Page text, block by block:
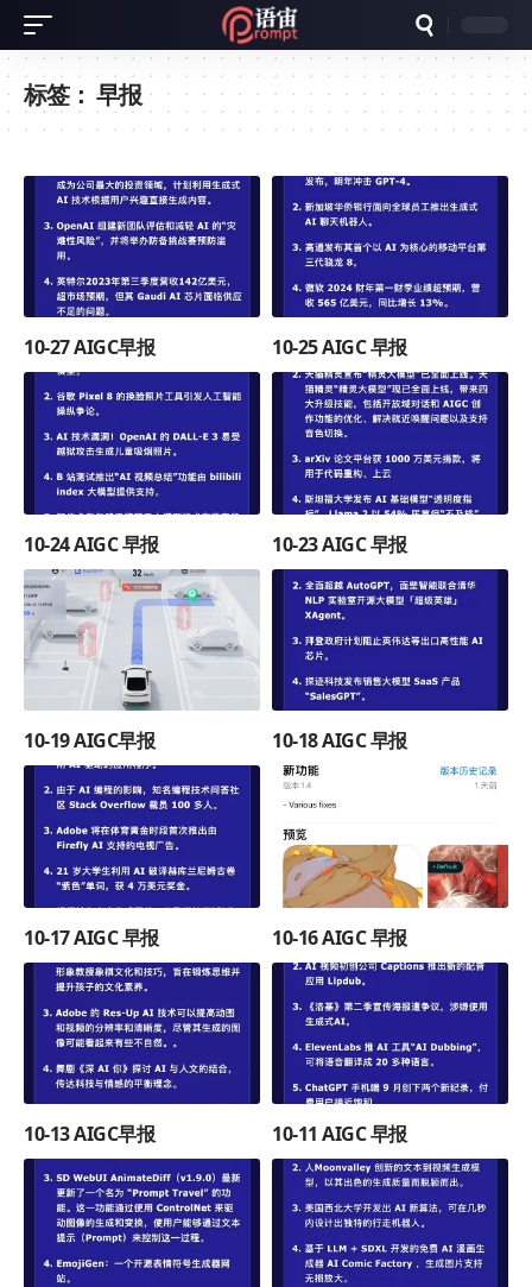
标签： 早报
10-27 AIGC早报 10-25 AIGC 早报
10-24 AIGC 早报 10-23 AIGC 早报
10-19 AIGC早报 10-18 AIGC 早报
10-17 AIGC 早报 10-16 AIGC 早报
10-13 AIGC早报 10-11 AIGC 早报